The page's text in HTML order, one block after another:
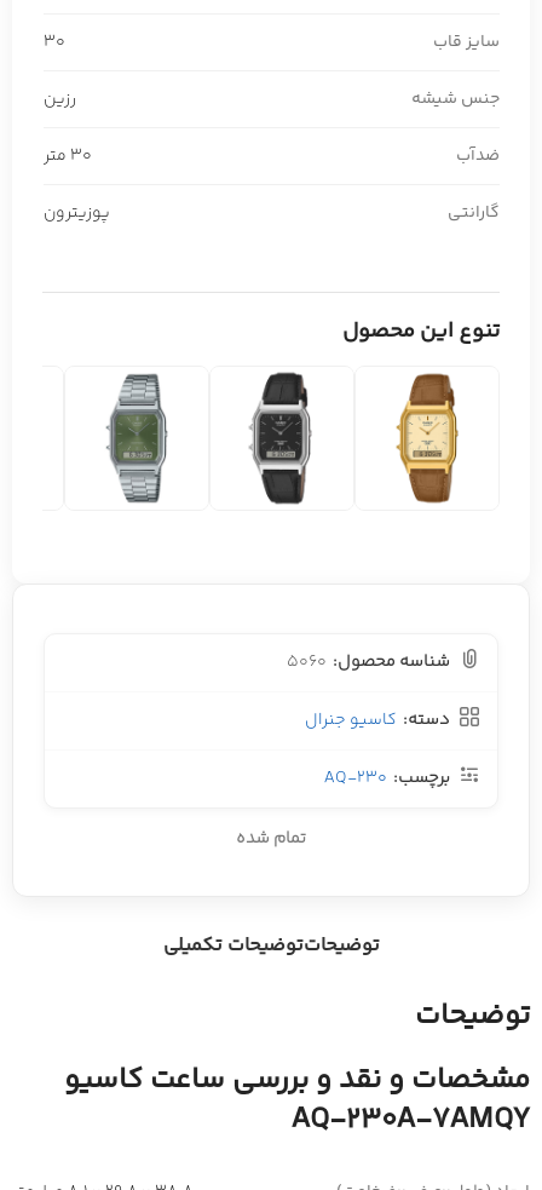
سایز قاب 30
جنس شیشه رزین
ضدآب 30 متر
گارانتی پوزیترون
تنوع این محصول
شناسه محصول: 5060
دسته: کاسیو جنرال
برچسب: AQ-230
تمام شده
توضیحاتتوضیحات تکمیلی
توضیحات
مشخصات و نقد و بررسی ساعت کاسیو
AQ-230A-7AMQY